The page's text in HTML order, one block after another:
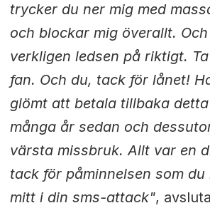
trycker du ner mig med
och blockar mig överallt.
verkligen ledsen på riktigt.
fan. Och du, tack för lånet!
glömt att betala tillbaka
många år sedan och
värsta missbruk. Allt var en
tack för påminnelsen som
mitt i din sms-attack",